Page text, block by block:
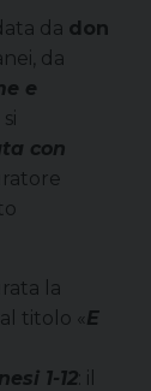
da don
da
e
con
la
titolo « E
1-12 : il